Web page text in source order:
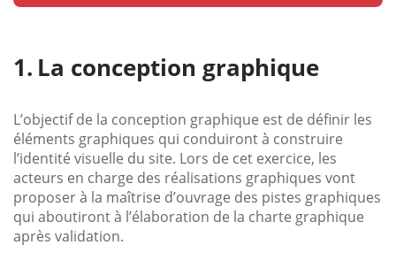
La conception graphique
L’objectif de la conception graphique est de définir les
éléments graphiques qui conduiront à construire
l’identité visuelle du site. Lors de cet exercice, les
acteurs en charge des réalisations graphiques vont
proposer à la maîtrise d’ouvrage des pistes graphiques
qui aboutiront à l’élaboration de la charte graphique
après validation.